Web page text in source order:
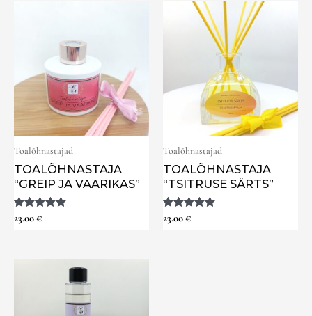
Toalõhnastajad
TOALÕHNASTAJA
“GREIP JA VAARIKAS”
Hinnanguga
5.00
23.00€
Toalõhnastajad
TOALÕHNASTAJA
“TSITRUSE SÄRTS”
Hinnanguga
5.00
23.00€